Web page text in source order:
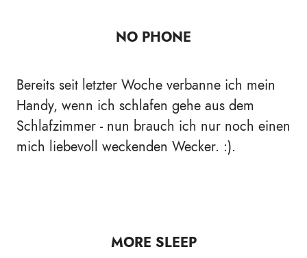
NO PHONE
Bereits seit letzter Woche verbanne ich mein
Handy, wenn ich schlafen gehe aus dem
Schlafzimmer - nun brauch ich nur noch einen
mich liebevoll weckenden Wecker. :).
MORE SLEEP